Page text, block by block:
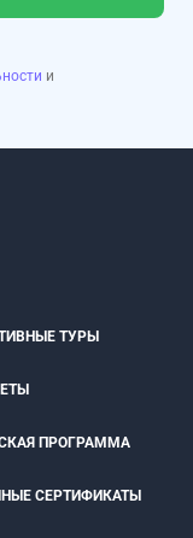
и
ТУРЫ
ПРОГРАММА
СЕРТИФИКАТЫ